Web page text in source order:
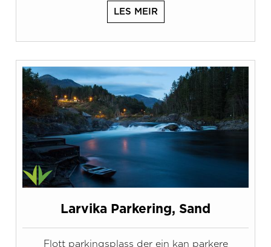
LES MEIR
Larvika Parkering, Sand
Flott parkingsplass der ein kan parkere